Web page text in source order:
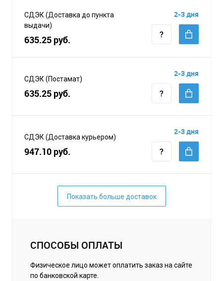
СДЭК (Доставка до пункта
выдачи)
635.25 руб.
2-3 дня
СДЭК (Постамат)
635.25 руб.
2-3 дня
СДЭК (Доставка курьером)
947.10 руб.
2-3 дня
Показать больше доставок
СПОСОБЫ ОПЛАТЫ
Физическое лицо может оплатить заказ на сайте
по банковской карте.